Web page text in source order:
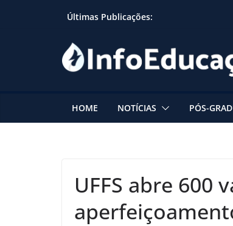
Últimas Publicações:
HOME NOTÍCIAS PÓS-
UFFS abre 600